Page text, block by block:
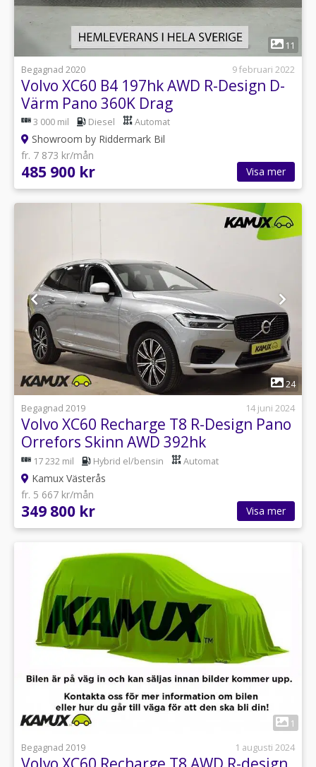
1
11
Begagnad 2020
9 februari 2022
Volvo XC60 B4 197hk AWD R-Design D-
Värm Pano 360K Drag
3 000 mil Diesel Automat
Showroom by Riddermark Bil
fr. 7 873 kr/mån
485 900 kr Visa mer
1
24
Begagnad 2019
14 juni 2024
Volvo XC60 Recharge T8 R-Design Pano
Orrefors Skinn AWD 392hk
17 232 mil Hybrid el/bensin Automat
Kamux Västerås
fr. 5 667 kr/mån
349 800 kr Visa mer
1
Begagnad 2019
1 augusti 2024